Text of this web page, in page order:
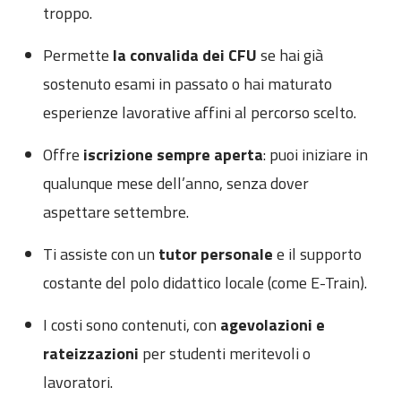
troppo.
Permette la convalida dei CFUse hai già
sostenuto esami in passato o hai maturato
esperienze lavorative affini al percorso scelto.
Offre iscrizione sempre aperta: puoi iniziare in
qualunque mese dell’anno, senza dover
aspettare settembre.
Ti assiste con un tutor personalee il supporto
costante del polo didattico locale (come E-Train).
I costi sono contenuti, con agevolazioni e
rateizzazioni per studenti meritevoli o
lavoratori.